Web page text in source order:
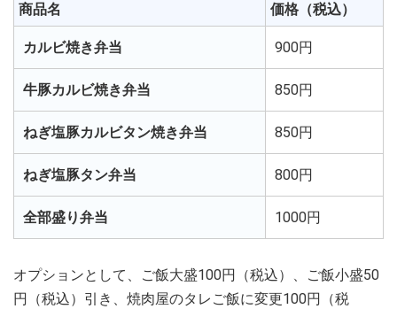
商品名 価格（税込）
カルビ焼き弁当 900円
牛豚カルビ焼き弁当 850円
ねぎ塩豚カルビタン焼き弁当 850円
ねぎ塩豚タン弁当 800円
全部盛り弁当 1000円
オプションとして、ご飯大盛100円（税込）、ご飯小盛50
円（税込）引き、焼肉屋のタレご飯に変更100円（税